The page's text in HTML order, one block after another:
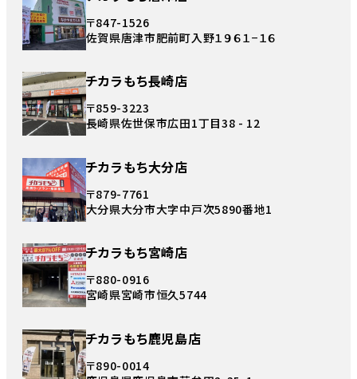
〒847-1526
佐賀県唐津市肥前町入野１９６１−１６
チカラもち長崎店
〒859-3223
長崎県佐世保市広田1丁目38 - 12
チカラもち大分店
〒879-7761
大分県大分市大字中戸次5890番地1
チカラもち宮崎店
〒880-0916
宮崎県宮崎市恒久5744
チカラもち鹿児島店
〒890-0014